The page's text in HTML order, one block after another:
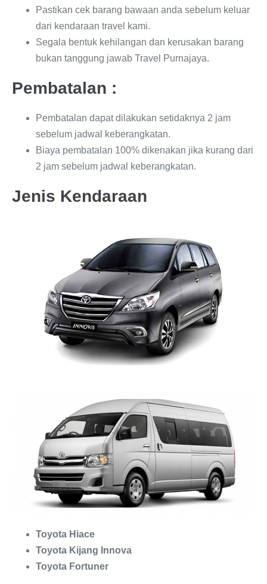
Pastikan cek barang bawaan anda sebelum keluar
dari kendaraan travel kami.
Segala bentuk kehilangan dan kerusakan barang
bukan tanggung jawab Travel Purnajaya.
Pembatalan :
Pembatalan dapat dilakukan setidaknya 2 jam
sebelum jadwal keberangkatan.
Biaya pembatalan 100% dikenakan jika kurang dari
2 jam sebelum jadwal keberangkatan.
Jenis Kendaraan
Toyota Hiace
Toyota Kijang Innova
Toyota Fortuner